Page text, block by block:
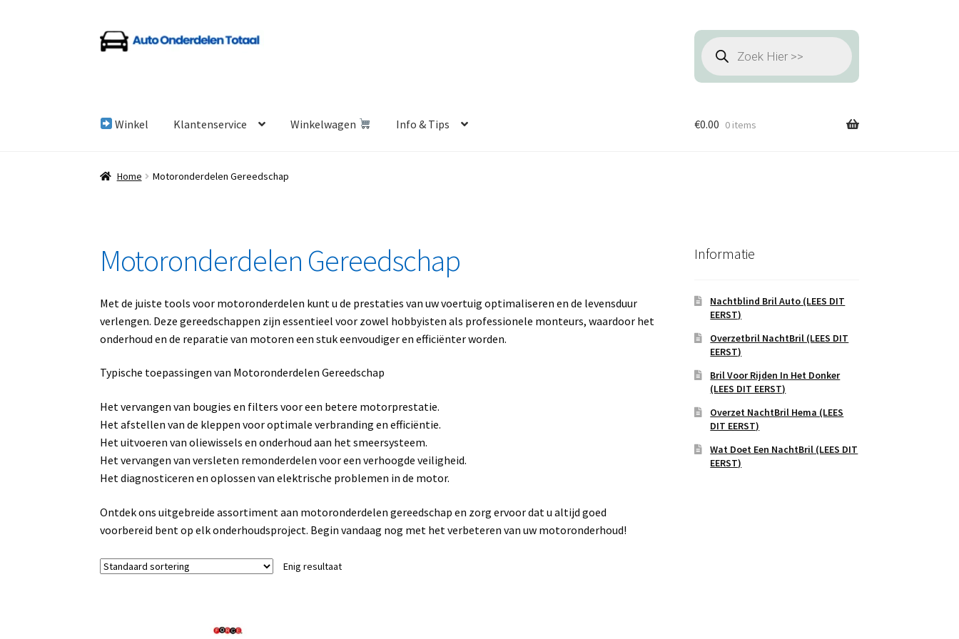
Ga
door
Ga
naar
Producten
zoeken
Winkel Klantenservice Winkelwagen Info & Tips
Home Algemene Voorwaarden Auto Onderdelen Shop
€0.00 0 items
Home Motoronderdelen Gereedschap
Motoronderdelen Gereedschap
Met de juiste tools voor motoronderdelen kunt u de prestaties van uw voertuig optimaliseren en de levensduur
verlengen. Deze gereedschappen zijn essentieel voor zowel hobbyisten als professionele monteurs, waardoor het
onderhoud en de reparatie van motoren een stuk eenvoudiger en efficiënter worden.
Typische toepassingen van Motoronderdelen Gereedschap
Het vervangen van bougies en filters voor een betere motorprestatie.
Het afstellen van de kleppen voor optimale verbranding en efficiëntie.
Het uitvoeren van oliewissels en onderhoud aan het smeersysteem.
Het vervangen van versleten remonderdelen voor een verhoogde veiligheid.
Het diagnosticeren en oplossen van elektrische problemen in de motor.
Ontdek ons uitgebreide assortiment aan motoronderdelen gereedschap en zorg ervoor dat u altijd goed
voorbereid bent op elk onderhoudsproject. Begin vandaag nog met het verbeteren van uw motoronderhoud!
Enig resultaat
Informatie
Nachtblind Bril Auto (LEES DIT
EERST)
Overzetbril NachtBril (LEES DIT
EERST)
Bril Voor Rijden In Het Donker
(LEES DIT EERST)
Overzet NachtBril Hema (LEES
DIT EERST)
Wat Doet Een NachtBril (LEES DIT
EERST)